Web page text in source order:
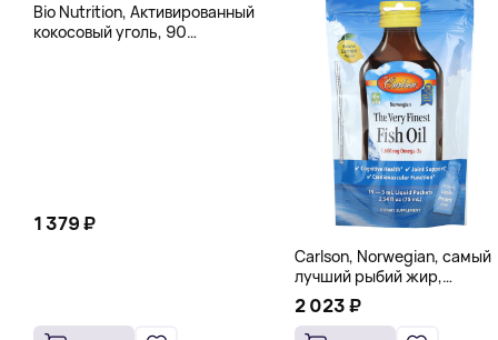
Bio Nutrition, Активированный
кокосовый уголь, 90
1 379 ₽
Carlson, Norwegian, самый
лучший рыбий жир,
натуральный лимон, 15
пакетиков (5 мл) каждый
2 023 ₽